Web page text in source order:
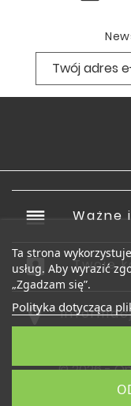
reorder Ważne
account_box Twoje
Ta strona
usług. Aby wyrazić
„Zgadzam się”.
Polityka dotycząca
© 2026 -